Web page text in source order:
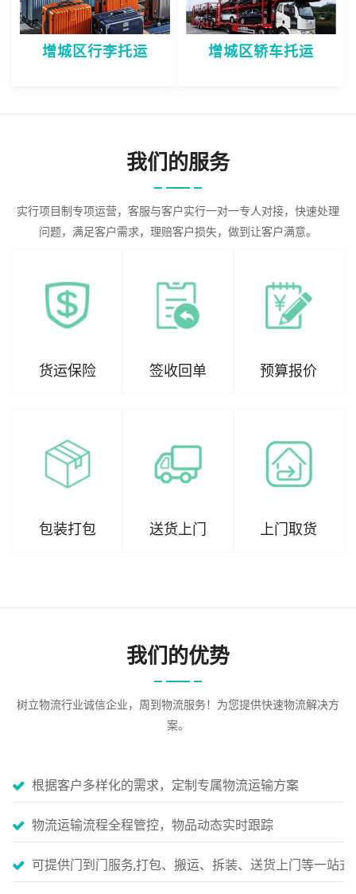
增城区行李托运 增城区轿车托运
我们的服务
实行项目制专项运营，客服与客户实行一对一专人对接，快速处理
问题，满足客户需求，理赔客户损失，做到让客户满意。
货运保险 签收回单 预算报价
包装打包 送货上门 上门取货
我们的优势
树立物流行业诚信企业，周到物流服务！为您提供快速物流解决方
案。
根据客户多样化的需求，定制专属物流运输方案
物流运输流程全程管控，物品动态实时跟踪
可提供门到门服务,打包、搬运、拆装、送货上门等一站